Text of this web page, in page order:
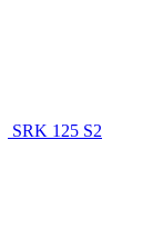
SRK 125 S2